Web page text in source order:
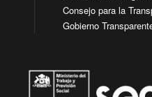
Consejo para la
Gobierno